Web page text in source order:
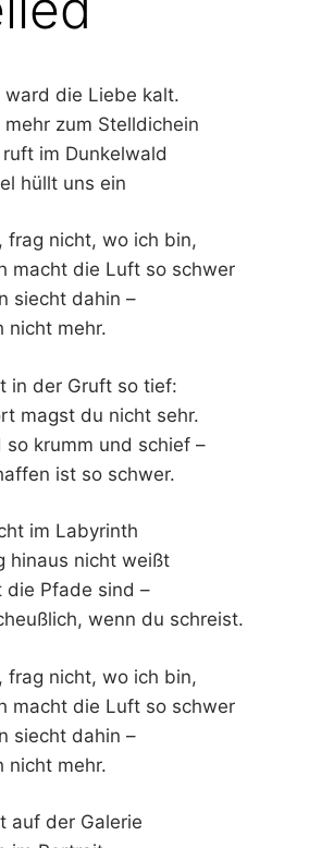
F
I
K
O
L
ward die Liebe kalt.
zum Stelldichein
ruft im Dunkelwald
hüllt uns ein
frag nicht, wo ich bin,
macht die Luft so schwer
siecht dahin –
nicht mehr.
in der Gruft so tief:
magst du nicht sehr.
so krumm und schief –
ist so schwer.
im Labyrinth
hinaus nicht weißt
Pfade sind –
wenn du schreist.
frag nicht, wo ich bin,
macht die Luft so schwer
siecht dahin –
nicht mehr.
auf der Galerie